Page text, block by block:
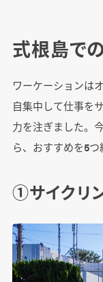
式根島で
ワーケーションは
自集中して仕事を
力を注ぎました。
ら、おすすめを5つ
①サイクリ